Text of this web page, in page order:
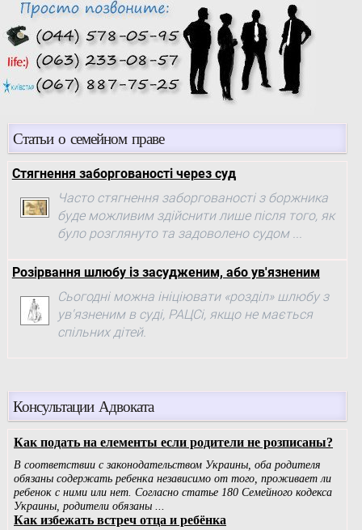
Статьи о семейном праве
Стягнення заборгованості через суд
Часто стягнення заборгованості з боржника
буде можливим здійснити лише після того, як
було розглянуто та задоволено судом ...
Розірвання шлюбу із засудженим, або ув'язненим
Сьогодні можна ініціювати «розділ» шлюбу з
ув'язненим в суді, РАЦСі, якщо не мається
спільних дітей.
Консультации Адвоката